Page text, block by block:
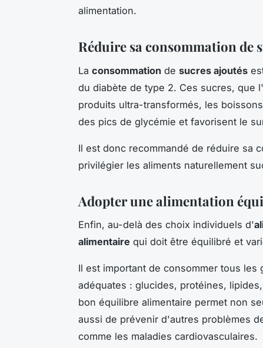
alimentation.
Réduire sa consommation de
La consommation de sucres ajoutés
du diabète de type 2. Ces sucres, que
produits ultra-transformés, les
des pics de glycémie et favorisent le
Il est donc recommandé de réduire sa
privilégier les aliments naturellement
Adopter une alimentation
Enfin, au-delà des choix individuels d'
alimentaire qui doit être équilibré et
Il est important de consommer tous
adéquates : glucides, protéines,
bon équilibre alimentaire permet non
aussi de prévenir d'autres problèmes
comme les maladies cardiovasculaires.